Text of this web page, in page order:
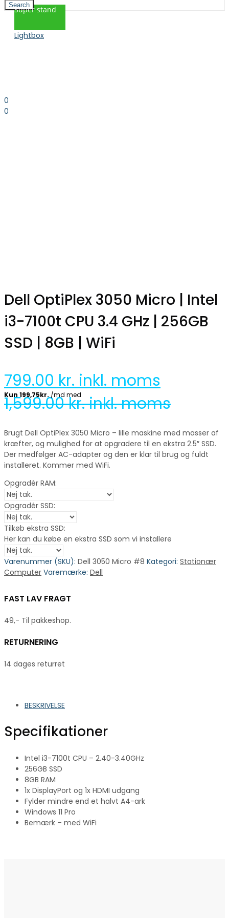
0
0
Search
Super stand
Lightbox
Dell OptiPlex 3050 Micro | Intel
i3-7100t CPU 3.4 GHz | 256GB
SSD | 8GB | WiFi
799.00 kr. inkl. moms
1,599.00kr. inkl. moms
Brugt Dell OptiPlex 3050 Micro – lille maskine med masser af
kræfter, og mulighed for at opgradere til en ekstra 2.5″ SSD.
Der medfølger AC-adapter og den er klar til brug og fuldt
installeret. Kommer med WiFi.
Opgradér RAM:
Opgradér SSD:
Tilkøb ekstra SSD:
Her kan du købe en ekstra SSD som vi installere
Varenummer (SKU): Dell 3050 Micro #8 Kategori: Stationær
Computer Varemærke: Dell
FAST LAV FRAGT
49,- Til pakkeshop.
RETURNERING
14 dages returret
BESKRIVELSE
Specifikationer
Intel i3-7100t CPU – 2.40-3.40GHz
256GB SSD
8GB RAM
1x DisplayPort og 1x HDMI udgang
Fylder mindre end et halvt A4-ark
Windows 11 Pro
Bemærk – med WiFi